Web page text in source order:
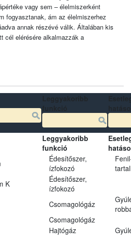
vagy sem – élelmiszerként
fogyasztanak, ám az élelmiszerhez
annak részévé válik. Általában kis
cél elérésére alkalmazzák a
Leggyakoribb
funkció
Édesítőszer,
ízfokozó
K
Édesítőszer,
ízfokozó
Csomagológáz
Csomagológáz
Hajtógáz